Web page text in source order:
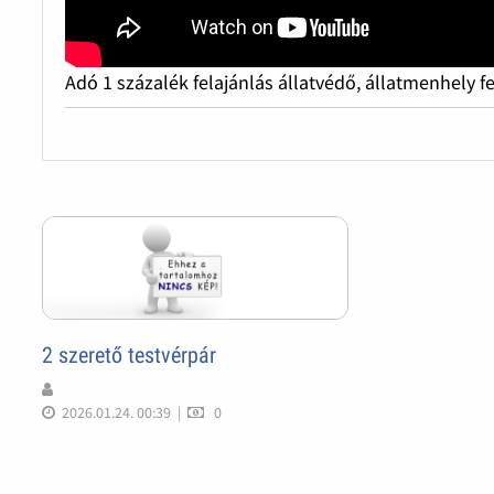
Adó 1 százalék felajánlás állatvédő, állatmenhely
2 szerető testvérpár
2026.01.24. 00:39 | 0